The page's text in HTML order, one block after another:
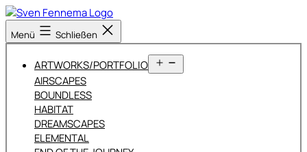
Zum
Inhalt
springen
Sven
Fennema
Menü Schließen
ARTWORKS/PORTFOLIO
öffnen
AIRSCAPES
BOUNDLESS
HABITAT
DREAMSCAPES
ELEMENTAL